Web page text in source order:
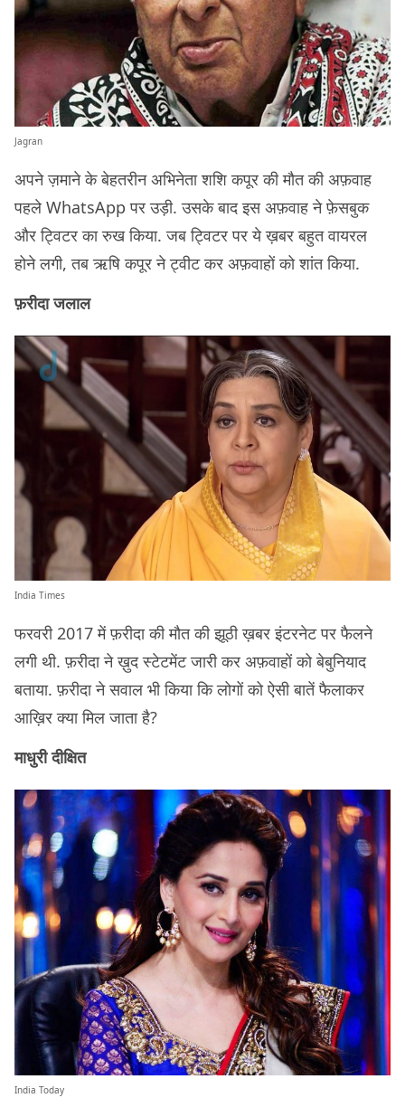
Jagran
अपने ज़माने के बेहतरीन अभिनेता शशि कपूर की मौत की अफ़वाह
पहले WhatsApp पर उड़ी. उसके बाद इस अफ़वाह ने फ़ेसबुक
और ट्विटर का रुख किया. जब ट्विटर पर ये ख़बर बहुत वायरल
होने लगी, तब ऋषि कपूर ने ट्वीट कर अफ़वाहों को शांत किया.
फ़रीदा जलाल
India Times
फरवरी 2017 में फ़रीदा की मौत की झूठी ख़बर इंटरनेट पर फैलने
लगी थी. फ़रीदा ने ख़ुद स्टेटमेंट जारी कर अफ़वाहों को बेबुनियाद
बताया. फ़रीदा ने सवाल भी किया कि लोगों को ऐसी बातें फैलाकर
आख़िर क्या मिल जाता है?
माधुरी दीक्षित
India Today